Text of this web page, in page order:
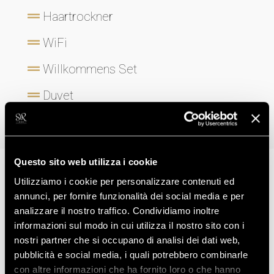
Questo sito web utilizza i cookie
Utilizziamo i cookie per personalizzare contenuti ed
annunci, per fornire funzionalità dei social media e per
analizzare il nostro traffico. Condividiamo inoltre
informazioni sul modo in cui utilizza il nostro sito con i
nostri partner che si occupano di analisi dei dati web,
pubblicità e social media, i quali potrebbero combinarle
con altre informazioni che ha fornito loro o che hanno
Haartrockner
WiFi
Willkommens Set
Duvet
NICHT ZU VERSÄUMEN
Entdecken Sie die anderen
Zimmer...